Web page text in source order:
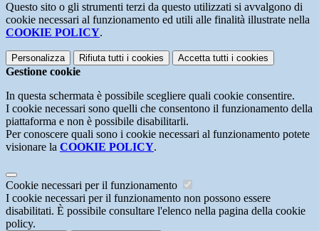
Questo sito o gli strumenti terzi da questo utilizzati si avvalgono di
cookie necessari al funzionamento ed utili alle finalità illustrate nella
COOKIE POLICY.
Personalizza Rifiuta tutti i cookies Accetta tutti i cookies
Gestione cookie
In questa schermata è possibile scegliere quali cookie consentire.
I cookie necessari sono quelli che consentono il funzionamento della
piattaforma e non è possibile disabilitarli.
Per conoscere quali sono i cookie necessari al funzionamento potete
visionare la COOKIE POLICY.
Cookie necessari per il funzionamento
I cookie necessari per il funzionamento non possono essere
disabilitati. È possibile consultare l'elenco nella pagina della cookie
policy.